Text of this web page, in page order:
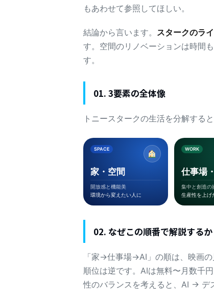
もあわせて参照してほしい。
結論から言います。 スタークのラ
す。空間のリノベーションは時間
す。
01. 3要素の全体像
トニースタークの生活を分解する
SPACE
家・空間
開放感と機能美
環境から変えたい人に
WORK
仕事場
集中と創造の
生産性を上げ
02. なぜこの順番で解説するか
「家→仕事場→AI」の順は、映画
順位は逆です。AIは無料〜月数千
性のバランスを考えると、AI → デ